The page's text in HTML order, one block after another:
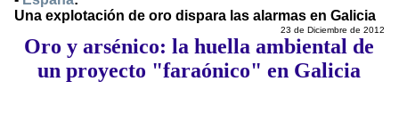
Una explotación de oro dispara las alarmas en Galicia
23 de Diciembre de 2012
Oro y arsénico: la huella ambiental de
un proyecto "faraónico" en Galicia